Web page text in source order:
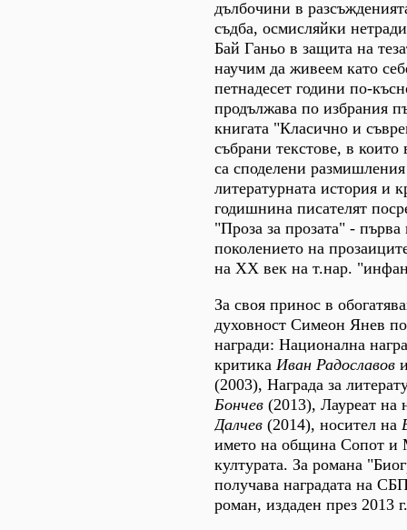
дълбочини в
съдба, осмисляйки
Бай Ганьо в защита на
научим да живеем като
петнадесет години по-
продължава по избрания
книгата "Класично и
събрани текстове, в
са споделени
литературната история и
годишнина писателят
"Проза за прозата" - първа
поколението на
на ХХ век на т.нар.
За своя принос в
духовност Симеон Янев
награди: Национална
критика Иван Радославов
(2003), Награда за
Бончев (2013), Лауреат на
Далчев (2014), носител на
името на община Сопот и
културата. За романа
получава наградата на
роман, издаден през 2013 г.